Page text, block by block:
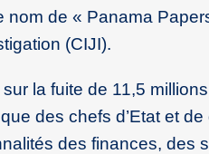
nom de « Panama
(CIJI).
la fuite de 11,5
des chefs d’Etat et
des finances, des